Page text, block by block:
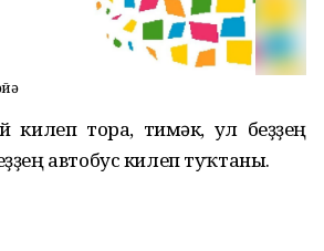
килеп тора, тимәк, ул беҙҙең
автобус килеп туҡтаны.